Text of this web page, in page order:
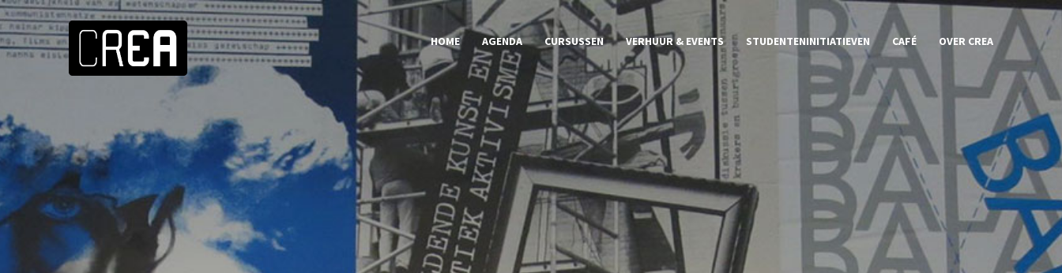
HOME AGENDA CURSUSSEN VERHUUR & EVENTS STUDENTENINITIATIEVEN CAFÉ OVER CREA